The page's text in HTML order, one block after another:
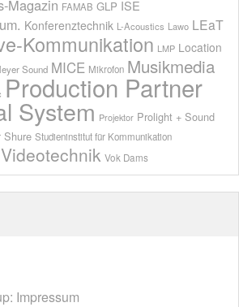
Magazin FAMAB GLP ISE
Konferenztechnik L-Acoustics Lawo LEaT
Kommunikation LMP Location
Sound MICE Mikrofon Musikmedia
Production Partner
System Projektor Prolight + Sound
Shure Studieninstitut für Kommunikation
Videotechnik Vok Dams
Impressum